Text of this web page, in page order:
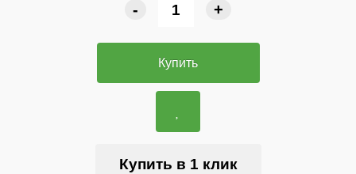
- +
Купить
Купить в 1 клик